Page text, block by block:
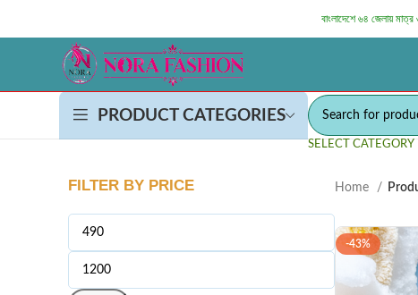
বাংলাদেশে ৬৪ জেলায়
PRODUCT CATEGORIES
SELECT CATEGORY
FILTER BY PRICE Home
-43%